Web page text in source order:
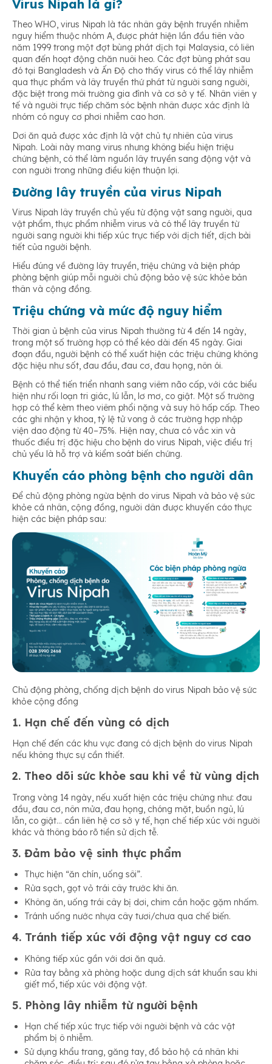
Virus Nipah là gì?
Theo WHO, virus Nipah là tác nhân gây bệnh truyền nhiễm
nguy hiểm thuộc nhóm A, được phát hiện lần đầu tiên vào
năm 1999 trong một đợt bùng phát dịch tại Malaysia, có liên
quan đến hoạt động chăn nuôi heo. Các đợt bùng phát sau
đó tại Bangladesh và Ấn Độ cho thấy virus có thể lây nhiễm
qua thực phẩm và lây truyền thứ phát từ người sang người,
đặc biệt trong môi trường gia đình và cơ sở y tế. Nhân viên y
tế và người trực tiếp chăm sóc bệnh nhân được xác định là
nhóm có nguy cơ phơi nhiễm cao hơn.
Dơi ăn quả được xác định là vật chủ tự nhiên của virus
Nipah. Loài này mang virus nhưng không biểu hiện triệu
chứng bệnh, có thể làm nguồn lây truyền sang động vật và
con người trong những điều kiện thuận lợi.
Đường lây truyền của virus Nipah
Virus Nipah lây truyền chủ yếu từ động vật sang người, qua
vật phẩm, thực phẩm nhiễm virus và có thể lây truyền từ
người sang người khi tiếp xúc trực tiếp với dịch tiết, dịch bài
tiết của người bệnh.
Hiểu đúng về đường lây truyền, triệu chứng và biện pháp
phòng bệnh giúp mỗi người chủ động bảo vệ sức khỏe bản
thân và cộng đồng.
Triệu chứng và mức độ nguy hiểm
Thời gian ủ bệnh của virus Nipah thường từ 4 đến 14 ngày,
trong một số trường hợp có thể kéo dài đến 45 ngày. Giai
đoạn đầu, người bệnh có thể xuất hiện các triệu chứng không
đặc hiệu như sốt, đau đầu, đau cơ, đau họng, nôn ói.
Bệnh có thể tiến triển nhanh sang viêm não cấp, với các biểu
hiện như rối loạn tri giác, lú lẫn, lơ mơ, co giật. Một số trường
hợp có thể kèm theo viêm phổi nặng và suy hô hấp cấp. Theo
các ghi nhận y khoa, tỷ lệ tử vong ở các trường hợp nhập
viện dao động từ 40–75%. Hiện nay, chưa có vắc xin và
thuốc điều trị đặc hiệu cho bệnh do virus Nipah, việc điều trị
chủ yếu là hỗ trợ và kiểm soát biến chứng.
Khuyến cáo phòng bệnh cho người dân
Để chủ động phòng ngừa bệnh do virus Nipah và bảo vệ sức
khỏe cá nhân, cộng đồng, người dân được khuyến cáo thực
hiện các biện pháp sau:
Chủ động phòng, chống dịch bệnh do virus Nipah bảo vệ sức
khỏe cộng đồng
1. Hạn chế đến vùng có dịch
Hạn chế đến các khu vực đang có dịch bệnh do virus Nipah
nếu không thực sự cần thiết.
2. Theo dõi sức khỏe sau khi về từ vùng dịch
Trong vòng 14 ngày, nếu xuất hiện các triệu chứng như: đau
đầu, đau cơ, nôn mửa, đau họng, chóng mặt, buồn ngủ, lú
lẫn, co giật… cần liên hệ cơ sở y tế, hạn chế tiếp xúc với người
khác và thông báo rõ tiền sử dịch tễ.
3. Đảm bảo vệ sinh thực phẩm
Thực hiện “ăn chín, uống sôi”.
Rửa sạch, gọt vỏ trái cây trước khi ăn.
Không ăn, uống trái cây bị dơi, chim cắn hoặc gặm nhấm.
Tránh uống nước nhựa cây tươi/chưa qua chế biến.
4. Tránh tiếp xúc với động vật nguy cơ cao
Không tiếp xúc gần với dơi ăn quả.
Rửa tay bằng xà phòng hoặc dung dịch sát khuẩn sau khi
giết mổ, tiếp xúc với động vật.
5. Phòng lây nhiễm từ người bệnh
Hạn chế tiếp xúc trực tiếp với người bệnh và các vật
phẩm bị ô nhiễm.
Sử dụng khẩu trang, găng tay, đồ bảo hộ cá nhân khi